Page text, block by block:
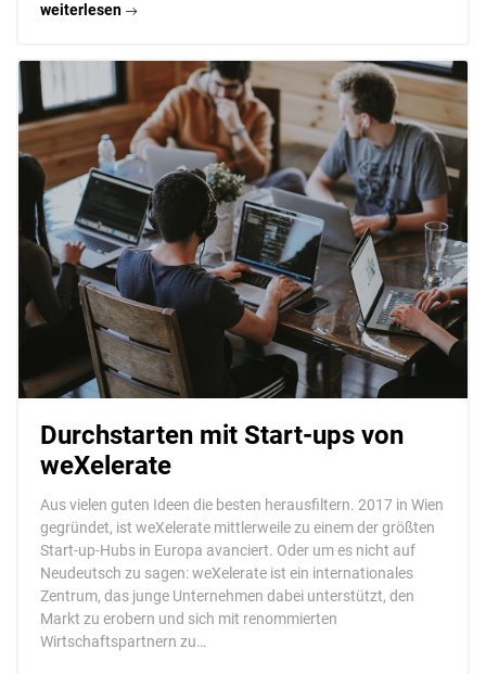
weiterlesen
Durchstarten mit Start-ups von
weXelerate
Aus vielen guten Ideen die besten herausfiltern. 2017 in Wien
gegründet, ist weXelerate mittlerweile zu einem der größten
Start-up-Hubs in Europa avanciert. Oder um es nicht auf
Neudeutsch zu sagen: weXelerate ist ein internationales
Zentrum, das junge Unternehmen dabei unterstützt, den
Markt zu erobern und sich mit renommierten
Wirtschaftspartnern zu…